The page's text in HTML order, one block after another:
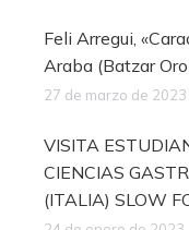
Feli Arregui,
Araba (Batzar
27 de marzo de 2023
VISITA
CIENCIAS
(ITALIA) SLOW